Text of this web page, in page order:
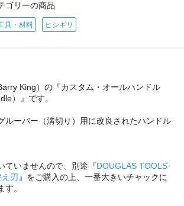
ゴリーの商品
具・材料 ヒシギリ
King）の『カスタム・オールハンドル
）』です。
ルーバー（溝切り）用に改良されたハンドル
ていませんので、別途『DOUGLAS TOOLS
刃』をご購入の上、一番大きいチャックに
。